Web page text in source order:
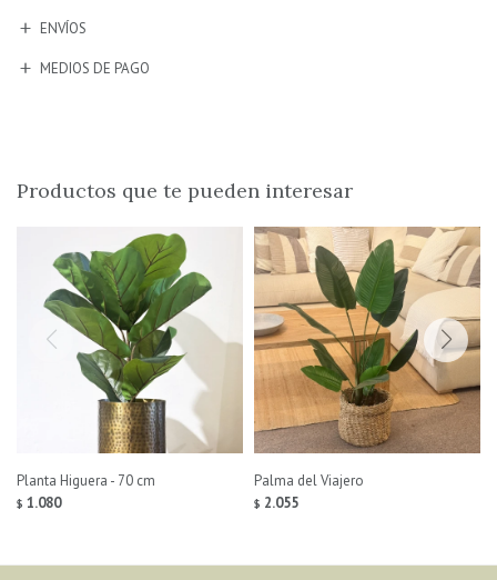
ENVÍOS
MEDIOS DE PAGO
Productos que te pueden interesar
Planta Higuera - 70 cm
$ 1.080
Palma del Viajero
$ 2.055